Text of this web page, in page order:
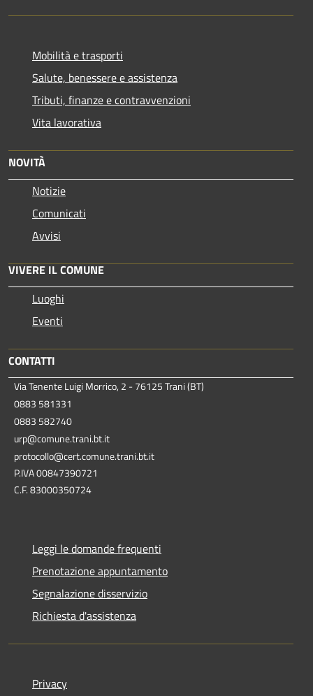
Mobilità e trasporti
Salute, benessere e assistenza
Tributi, finanze e contravvenzioni
Vita lavorativa
NOVITÀ
Notizie
Comunicati
Avvisi
VIVERE IL COMUNE
Luoghi
Eventi
CONTATTI
Via Tenente Luigi Morrico, 2 - 76125 Trani (BT)
0883 581331
0883 582740
urp@comune.trani.bt.it
protocollo@cert.comune.trani.bt.it
P.IVA 00847390721
C.F. 83000350724
Leggi le domande frequenti
Prenotazione appuntamento
Segnalazione disservizio
Richiesta d'assistenza
Privacy